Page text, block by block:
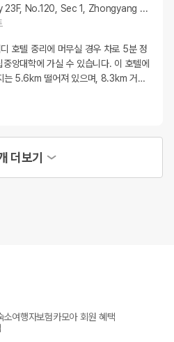
No.120, Sec 1, Zhongyang W. Rd.
호텔 중리에 머무실 경우 차로 5분 정
앙대학에 가실 수 있습니다. 이 호텔에
는 5.6km 떨어져 있으며, 8.3km 거…
더보기
소여행자보험카모아 회원 혜택